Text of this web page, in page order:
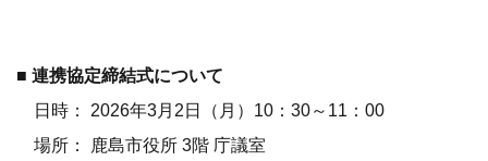
■ 連携協定締結式について
日時： 2026年3月2日（月）10：30～11：00
場所： 鹿島市役所 3階 庁議室